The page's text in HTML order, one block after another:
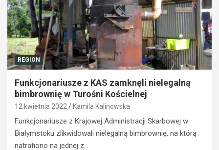
REGION
Funkcjonariusze z KAS zamknęli nielegalną
bimbrownię w Turośni Kościelnej
12 kwietnia 2022 Kamila Kalinowska
Funkcjonariusze z Krajowej Administracji Skarbowej w
Białymstoku zlikwidowali nielegalną bimbrownię, na którą
natrafiono na jednej z…